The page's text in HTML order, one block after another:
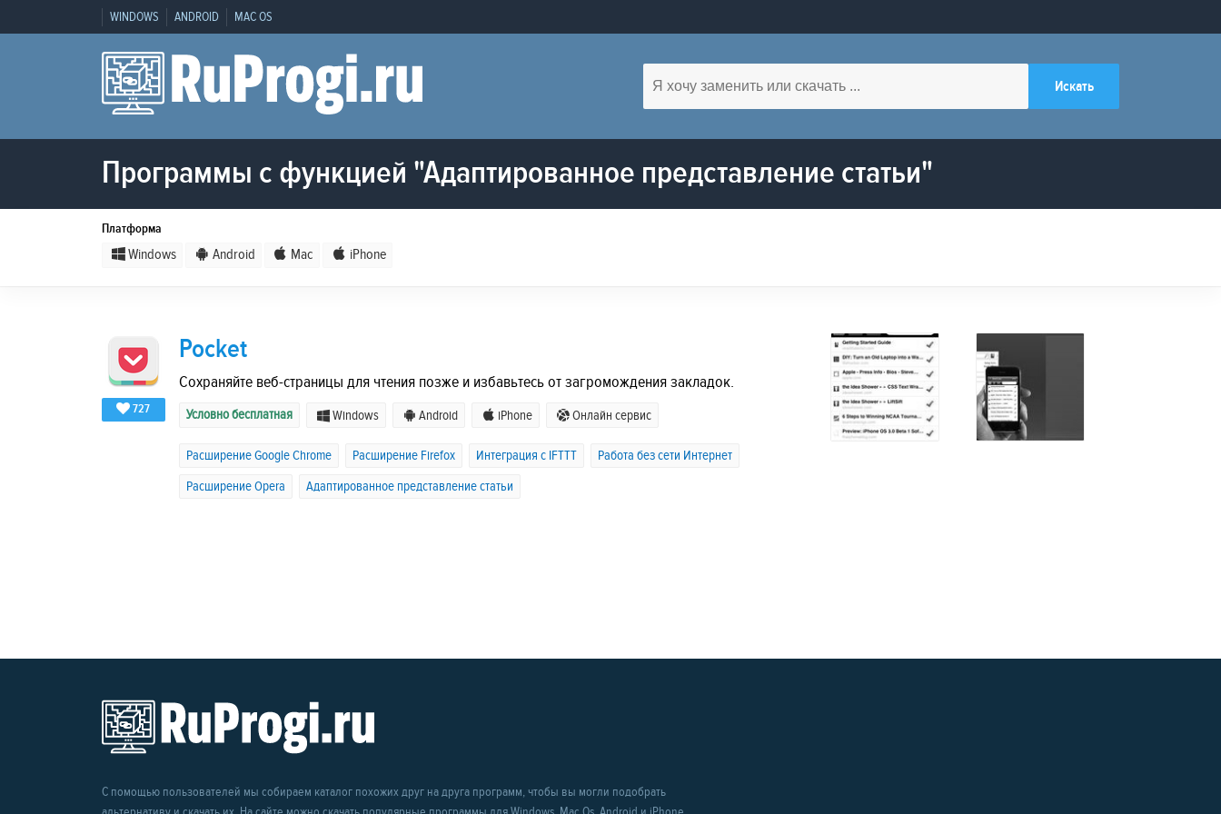
WINDOWS ANDROID MAC OS
Программы с функцией "Адаптированное представление статьи"
Платформа
Windows Android Mac iPhone
727
Pocket
Сохраняйте веб-страницы для чтения позже и избавьтесь от загромождения закладок.
Условно бесплатная Windows Android iPhone Онлайн сервис
Расширение Google Chrome Расширение Firefox Интеграция с IFTTT
Работа без сети Интернет
Расширение Opera
Адаптированное представление статьи
С помощью пользователей мы собираем каталог похожих друг на друга программ, чтобы вы могли подобрать